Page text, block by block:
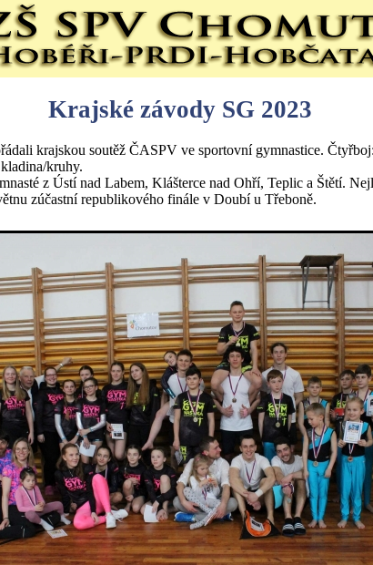
Krajské závody SG 2023
krajskou soutěž ČASPV ve sportovní gymnastice.
kruhy.
z Ústí nad Labem, Klášterce nad Ohří, Teplic a Štětí.
zúčastní republikového finále v Doubí u Třeboně.